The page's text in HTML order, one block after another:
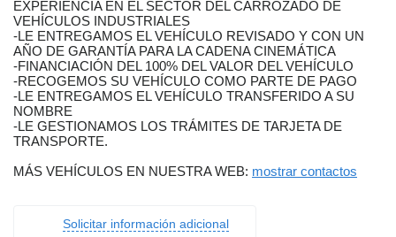
EXPERIENCIA EN EL SECTOR DEL CARROZADO DE
VEHÍCULOS INDUSTRIALES
-LE ENTREGAMOS EL VEHÍCULO REVISADO Y CON UN
AÑO DE GARANTÍA PARA LA CADENA CINEMÁTICA
-FINANCIACIÓN DEL 100% DEL VALOR DEL VEHÍCULO
-RECOGEMOS SU VEHÍCULO COMO PARTE DE PAGO
-LE ENTREGAMOS EL VEHÍCULO TRANSFERIDO A SU
NOMBRE
-LE GESTIONAMOS LOS TRÁMITES DE TARJETA DE
TRANSPORTE.
MÁS VEHÍCULOS EN NUESTRA WEB: mostrar contactos
Solicitar información adicional